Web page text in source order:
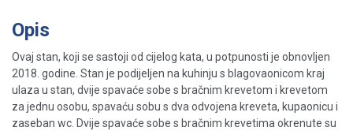
Opis
Ovaj stan, koji se sastoji od cijelog kata, u potpunosti je obnovljen
2018. godine. Stan je podijeljen na kuhinju s blagovaonicom kraj
ulaza u stan, dvije spavaće sobe s bračnim krevetom i krevetom
za jednu osobu, spavaću sobu s dva odvojena kreveta, kupaonicu i
zaseban wc. Dvije spavaće sobe s bračnim krevetima okrenute su